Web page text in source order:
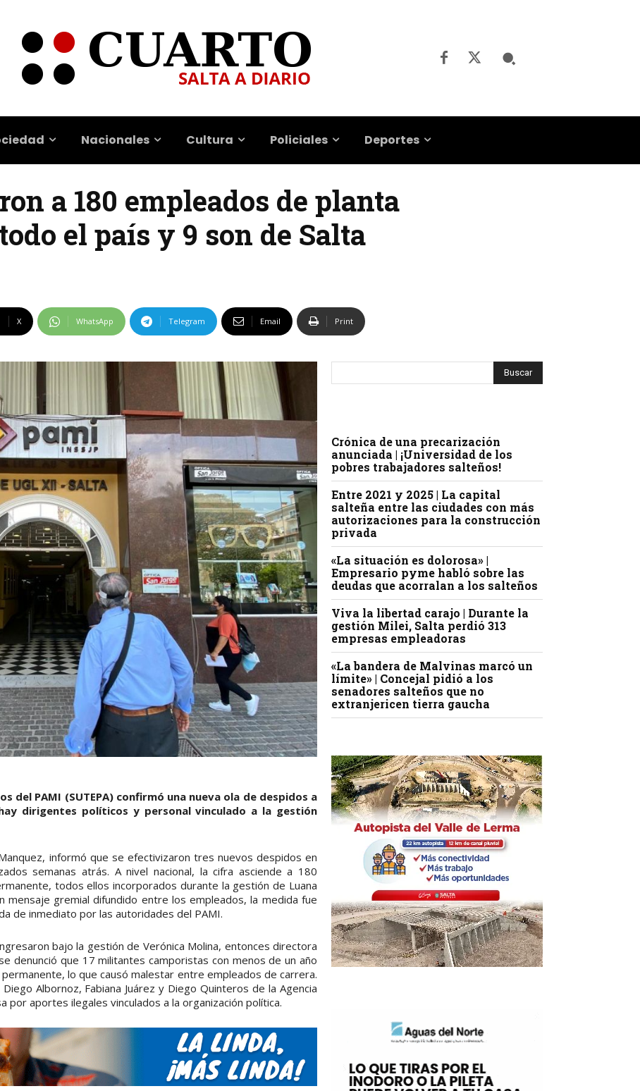
Nacionales Cultura Policiales Deportes
a 180 empleados de planta
el país y 9 son de Salta
X WhatsApp Telegram Email Print
del PAMI (SUTEPA) confirmó una nueva ola de despidos a
dirigentes políticos y personal vinculado a la gestión
informó que se efectivizaron tres nuevos despidos en
semanas atrás. A nivel nacional, la cifra asciende a 180
todos ellos incorporados durante la gestión de Luana
mensaje gremial difundido entre los empleados, la medida fue
de inmediato por las autoridades del PAMI.
bajo la gestión de Verónica Molina, entonces directora
denunció que 17 militantes camporistas con menos de un año
lo que causó malestar entre empleados de carrera.
Albornoz, Fabiana Juárez y Diego Quinteros de la Agencia
por aportes ilegales vinculados a la organización política.
Crónica de una precarización
anunciada | ¡Universidad de los
pobres trabajadores salteños!
Entre 2021 y 2025 | La capital
salteña entre las ciudades con más
autorizaciones para la construcción
privada
«La situación es dolorosa» |
Empresario pyme habló sobre las
deudas que acorralan a los salteños
Viva la libertad carajo | Durante la
gestión Milei, Salta perdió 313
empresas empleadoras
«La bandera de Malvinas marcó un
límite» | Concejal pidió a los
senadores salteños que no
extranjericen tierra gaucha